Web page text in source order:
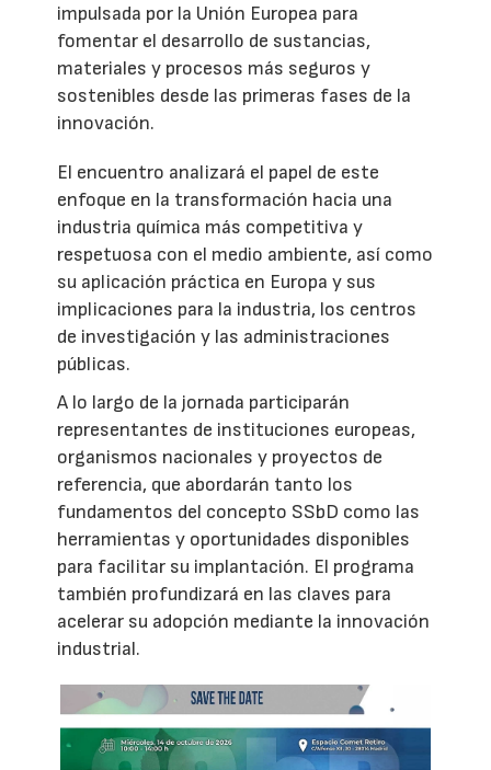
impulsada por la Unión Europea para
fomentar el desarrollo de sustancias,
materiales y procesos más seguros y
sostenibles desde las primeras fases de la
innovación.
El encuentro analizará el papel de este
enfoque en la transformación hacia una
industria química más competitiva y
respetuosa con el medio ambiente, así como
su aplicación práctica en Europa y sus
implicaciones para la industria, los centros
de investigación y las administraciones
públicas.
A lo largo de la jornada participarán
representantes de instituciones europeas,
organismos nacionales y proyectos de
referencia, que abordarán tanto los
fundamentos del concepto SSbD como las
herramientas y oportunidades disponibles
para facilitar su implantación. El programa
también profundizará en las claves para
acelerar su adopción mediante la innovación
industrial.